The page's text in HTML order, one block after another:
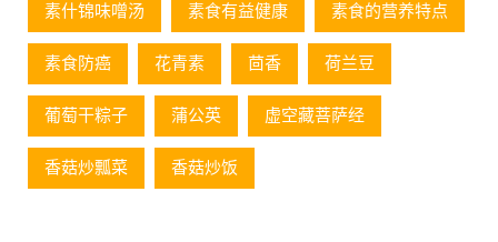
素什锦味噌汤 素食有益健康 素食的营养特点
素食防癌 花青素 茴香 荷兰豆
葡萄⼲粽⼦ 蒲公英 虚空藏菩萨经
香菇炒瓢菜 香菇炒饭